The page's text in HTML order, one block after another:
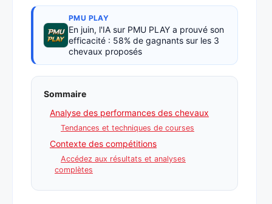
PMU PLAY
En juin, l'IA sur PMU PLAY a prouvé son
efficacité : 58% de gagnants sur les 3
chevaux proposés
Sommaire
Analyse des performances des chevaux
Tendances et techniques de courses
Contexte des compétitions
Accédez aux résultats et analyses
complètes